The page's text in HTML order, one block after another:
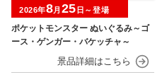
ポケットモンスター ぬいぐるみ～ゴ
ース・ゲンガー・バケッチャ～
2026年8月 25 日～登場